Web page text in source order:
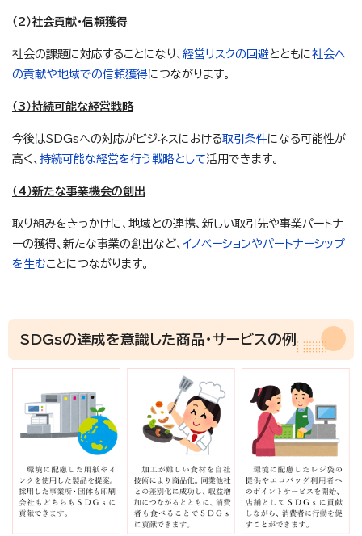
（2）社会貢献・信頼獲得
社会の課題に対応することになり、 経営リスクの回避とともに社会へ
の貢献や地域での信頼獲得につながります。
（3）持続可能な経営戦略
今後はSDGsへの対応がビジネスにおける取引条件になる可能性が
高く、 持続可能な経営を行う戦略として活用できます。
（4）新たな事業機会の創出
取り組みをきっかけに、地域との連携、新しい取引先や事業パートナ
ーの獲得、新たな事業の創出など、 イノベーションやパートナーシップ
を生むことにつながります。
SDGsの達成を意識した商品・サービスの例